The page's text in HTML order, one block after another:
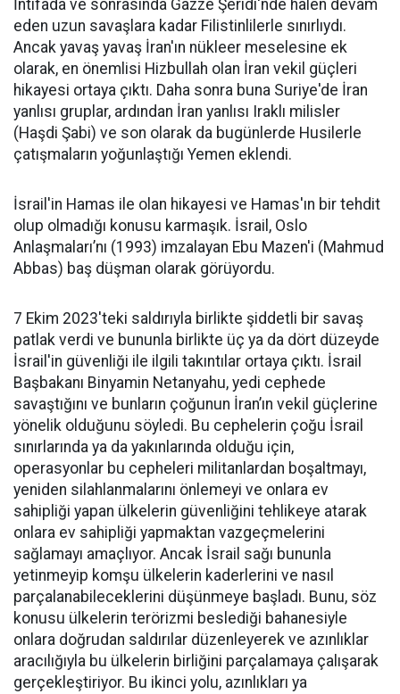
İntifada ve sonrasında Gazze Şeridi'nde halen devam
eden uzun savaşlara kadar Filistinlilerle sınırlıydı.
Ancak yavaş yavaş İran'ın nükleer meselesine ek
olarak, en önemlisi Hizbullah olan İran vekil güçleri
hikayesi ortaya çıktı. Daha sonra buna Suriye'de İran
yanlısı gruplar, ardından İran yanlısı Iraklı milisler
(Haşdi Şabi) ve son olarak da bugünlerde Husilerle
çatışmaların yoğunlaştığı Yemen eklendi.
İsrail'in Hamas ile olan hikayesi ve Hamas'ın bir tehdit
olup olmadığı konusu karmaşık. İsrail, Oslo
Anlaşmaları’nı (1993) imzalayan Ebu Mazen'i (Mahmud
Abbas) baş düşman olarak görüyordu.
7 Ekim 2023'teki saldırıyla birlikte şiddetli bir savaş
patlak verdi ve bununla birlikte üç ya da dört düzeyde
İsrail'in güvenliği ile ilgili takıntılar ortaya çıktı. İsrail
Başbakanı Binyamin Netanyahu, yedi cephede
savaştığını ve bunların çoğunun İran’ın vekil güçlerine
yönelik olduğunu söyledi. Bu cephelerin çoğu İsrail
sınırlarında ya da yakınlarında olduğu için,
operasyonlar bu cepheleri militanlardan boşaltmayı,
yeniden silahlanmalarını önlemeyi ve onlara ev
sahipliği yapan ülkelerin güvenliğini tehlikeye atarak
onlara ev sahipliği yapmaktan vazgeçmelerini
sağlamayı amaçlıyor. Ancak İsrail sağı bununla
yetinmeyip komşu ülkelerin kaderlerini ve nasıl
parçalanabileceklerini düşünmeye başladı. Bunu, söz
konusu ülkelerin terörizmi beslediği bahanesiyle
onlara doğrudan saldırılar düzenleyerek ve azınlıklar
aracılığıyla bu ülkelerin birliğini parçalamaya çalışarak
gerçekleştiriyor. Bu ikinci yolu, azınlıkları ya